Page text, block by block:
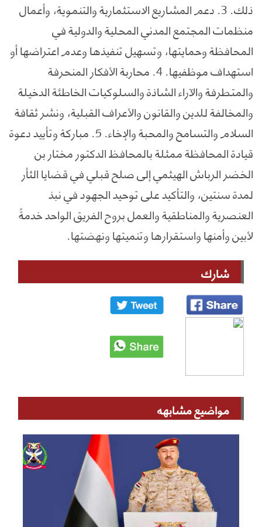
ذلك. 3. دعم المشاريع الاستثمارية والتنموية، وأعمال
منظمات المجتمع المدني المحلية والدولية في
المحافظة وحمايتها، وتسهيل تنفيذها وعدم اعتراضها أو
استهداف موظفيها. 4. محاربة الأفكار المنحرفة
والمتطرفة والآراء الشاذة والسلوكيات الخاطئة الدخيلة
والمخالفة للدين والقانون والأعراف القبلية، ونشر ثقافة
السلام والتسامح والمحبة والإخاء. 5. مباركة وتأييد دعوة
قيادة المحافظة ممثلة بالمحافظ الدكتور مختار بن
الخضر الرباش الهيثمي إلى صلح قبلي في قضايا الثأر
لمدة سنتين، والتأكيد على توحيد الجهود في نبذ
العنصرية والمناطقية والعمل بروح الفريق الواحد خدمةً
لأبين وأمنها واستقرارها وتنميتها ونهضتها.
شارك
مواضيع مشابهه